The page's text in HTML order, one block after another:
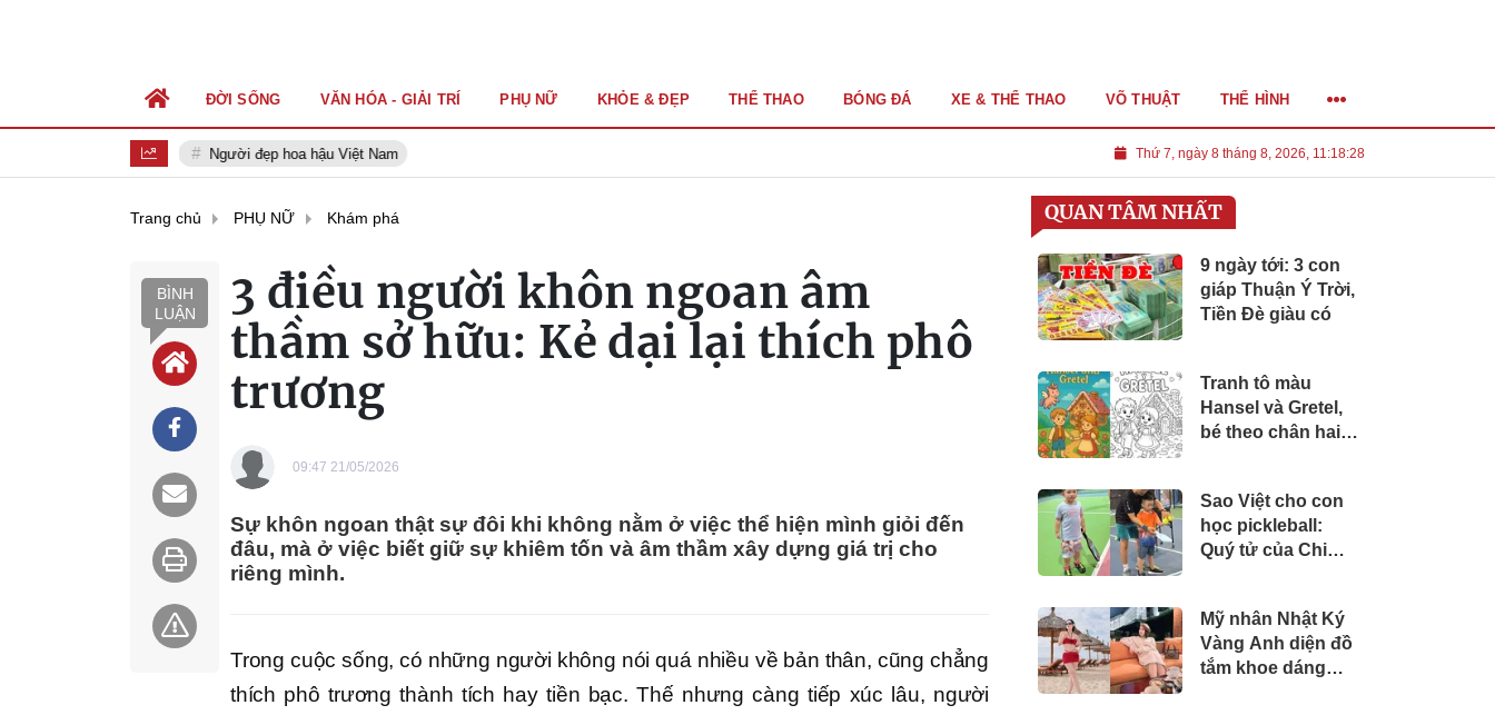
Người đẹp hoa hậu Việt Nam Thứ 7, ngày 8 tháng 8, 2026, 11:18:30
ĐỜI SỐNG VĂN HÓA - GIẢI TRÍ PHỤ NỮ KHỎE & ĐẸP THỂ THAO BÓNG ĐÁ XE & THỂ THAO VÕ THUẬT THỂ HÌNH
Trang chủ PHỤ NỮ Khám phá
BÌNH
LUẬN
3 điều người khôn ngoan âm
thầm sở hữu: Kẻ dại lại thích phô
trương
09:47 21/05/2026
Sự khôn ngoan thật sự đôi khi không nằm ở việc thể hiện mình giỏi đến
đâu, mà ở việc biết giữ sự khiêm tốn và âm thầm xây dựng giá trị cho
riêng mình.
Trong cuộc sống, có những người không nói quá nhiều về bản thân, cũng chẳng
thích phô trương thành tích hay tiền bạc. Thế nhưng càng tiếp xúc lâu, người
QUAN TÂM NHẤT
9 ngày tới: 3 con
giáp Thuận Ý Trời,
Tiền Đè giàu có
Tranh tô màu
Hansel và Gretel,
bé theo chân hai
phá thế giới cổ
tích đầy màu sắc
Sao Việt cho con
học pickleball:
Quý tử của Chi
sinh nhà Dương
Khắc Linh chuyên
nghiệp
Mỹ nhân Nhật Ký
Vàng Anh diện đồ
tắm khoe dáng